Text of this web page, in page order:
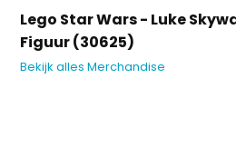
Lego Star Wars - Luke
Figuur (30625)
Bekijk alles Merchandise